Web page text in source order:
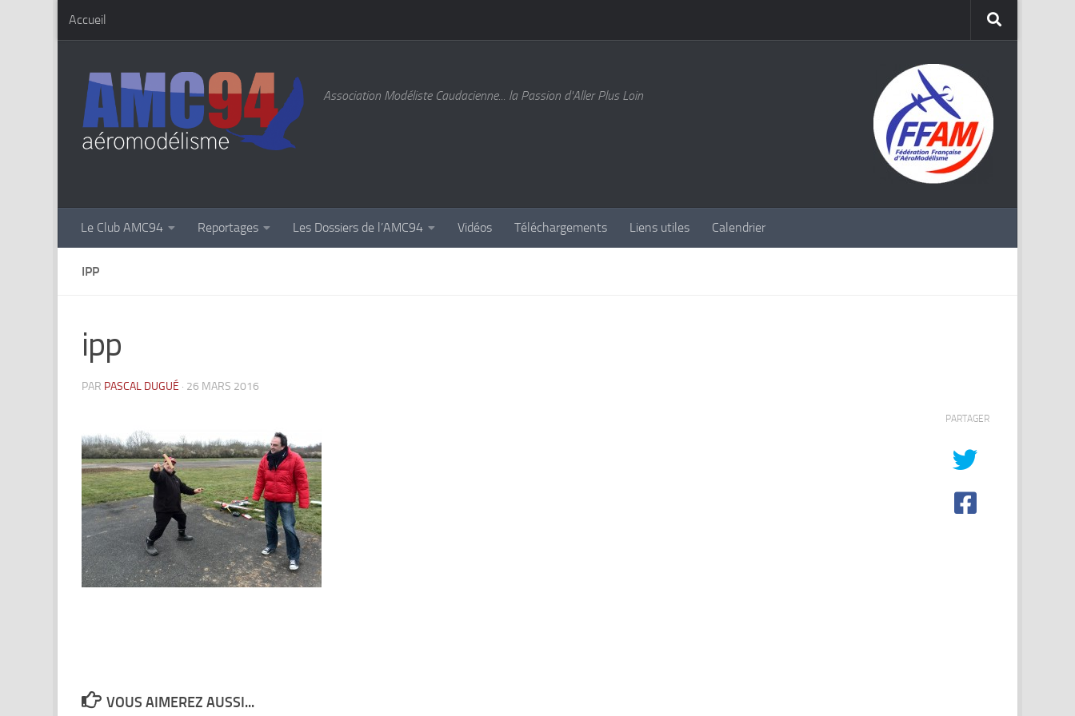
Skip to content
Accueil
Association Modéliste Caudacienne... la Passion d'Aller Plus Loin
Le Club AMC94 Reportages Les Dossiers de l’AMC94 Vidéos Téléchargements Liens utiles Calendrier
IPP
ipp
PAR PASCAL DUGUÉ · 26 MARS 2016
PARTAGER
VOUS AIMEREZ AUSSI...